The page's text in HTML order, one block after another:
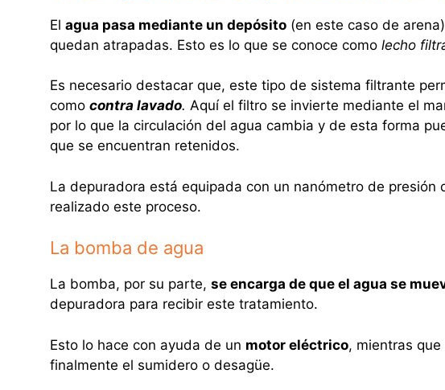
El agua pasa mediante un depósito (en este caso de
quedan atrapadas. Esto es lo que se conoce como lecho
Es necesario destacar que, este tipo de sistema filtrante
como contra lavado. Aquí el filtro se invierte mediante el
por lo que la circulación del agua cambia y de esta forma
que se encuentran retenidos.
La depuradora está equipada con un nanómetro de
realizado este proceso.
La bomba de agua
La bomba, por su parte, se encarga de que el agua se
depuradora para recibir este tratamiento.
Esto lo hace con ayuda de un motor eléctrico, mientras
finalmente el sumidero o desagüe.